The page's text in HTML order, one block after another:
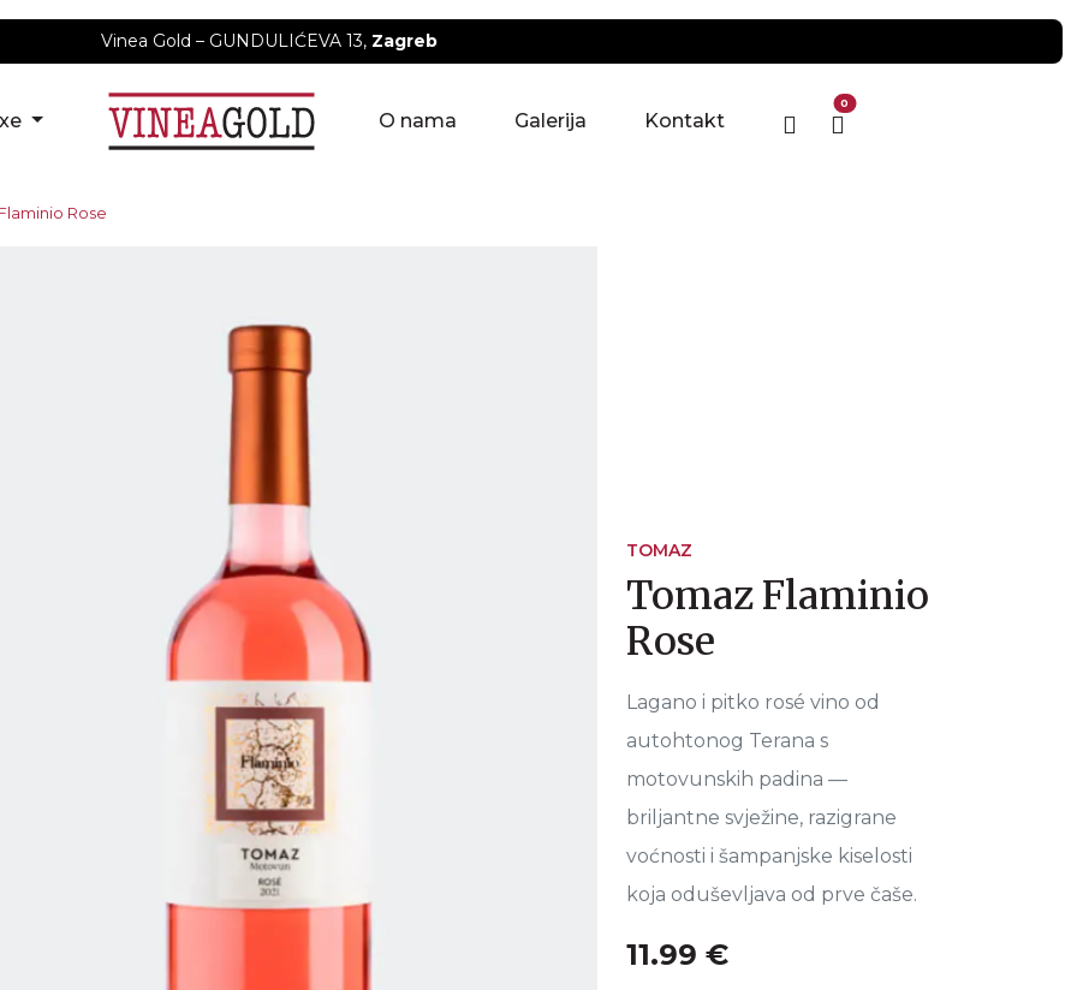
Vinea Gold – GUNDULIĆEVA 13, Zagreb
O nama Galerija Kontakt
0
Rose
TOMAZ
Tomaz Flaminio
Rose
Lagano i pitko rosé vino od
autohtonog Terana s
motovunskih padina —
briljantne svježine, razigrane
voćnosti i šampanjske kiselosti
koja oduševljava od prve čaše.
11.99 €